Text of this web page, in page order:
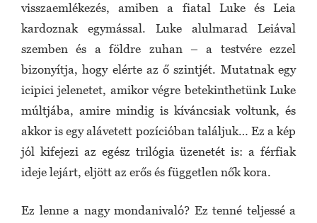
visszaemlékezés, amiben a fiatal Luke és Leia
kardoznak egymással. Luke alulmarad Leiával
szemben és a földre zuhan – a testvére ezzel
bizonyítja, hogy elérte az ő szintjét. Mutatnak egy
icipici jelenetet, amikor végre betekinthetünk Luke
múltjába, amire mindig is kíváncsiak voltunk, és
akkor is egy alávetett pozícióban találjuk… Ez a kép
jól kifejezi az egész trilógia üzenetét is: a férfiak
ideje lejárt, eljött az erős és független nők kora.
Ez lenne a nagy mondanivaló? Ez tenné teljessé a